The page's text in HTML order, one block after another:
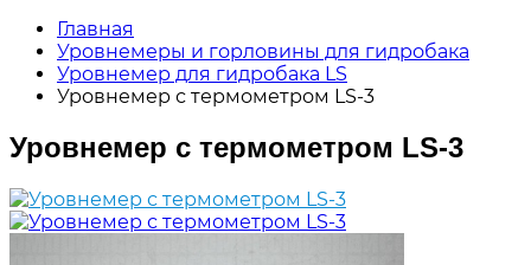
Главная
Уровнемеры и горловины для гидробака
Уровнемер для гидробака LS
Уровнемер с термометром LS-3
Уровнемер с термометром LS-3